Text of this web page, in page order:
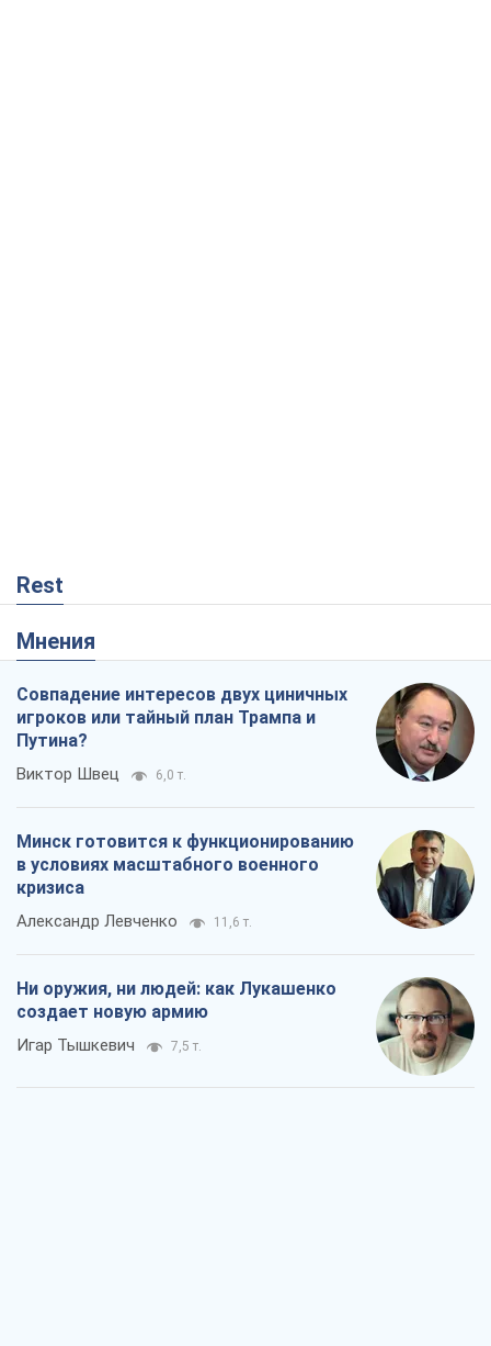
Rest
Мнения
Совпадение интересов двух циничных
игроков или тайный план Трампа и
Путина?
Виктор Швец 6,0 т.
Минск готовится к функционированию
в условиях масштабного военного
кризиса
Александр Левченко 11,6 т.
Ни оружия, ни людей: как Лукашенко
создает новую армию
Игар Тышкевич 7,5 т.